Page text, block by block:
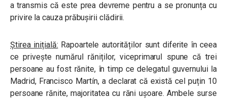
a transmis că este prea devreme pentru a se pronunța cu
privire la cauza prăbușirii clădirii.
Știrea inițială: Rapoartele autorităților sunt diferite în ceea
ce privește numărul răniților, viceprimarul spune că trei
persoane au fost rănite, în timp ce delegatul guvernului la
Madrid, Francisco Martín, a declarat că există cel puțin 10
persoane rănite, majoritatea cu răni ușoare. Ambele surse